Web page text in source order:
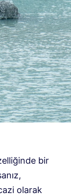
bir
olarak